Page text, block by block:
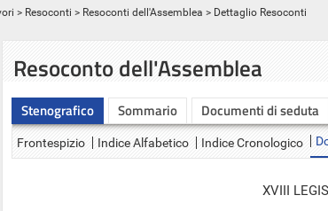
> Resoconti > Resoconti dell'Assemblea > Dettaglio Resoconti
Resoconto dell'Assemblea
Stenografico Sommario Documenti di seduta
Frontespizio Indice Alfabetico Indice Cronologico
XVIII